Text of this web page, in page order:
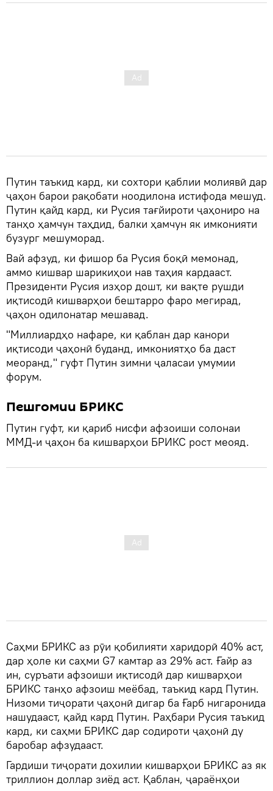
Путин таъкид кард, ки сохтори қаблии молиявӣ дар
ҷаҳон барои рақобати ноодилона истифода мешуд.
Путин қайд кард, ки Русия тағйироти ҷаҳониро на
танҳо ҳамчун таҳдид, балки ҳамчун як имконияти
бузург мешуморад.
Вай афзуд, ки фишор ба Русия боқӣ мемонад,
аммо кишвар шарикиҳои нав таҳия кардааст.
Президенти Русия изҳор дошт, ки вақте рушди
иқтисодӣ кишварҳои бештарро фаро мегирад,
ҷаҳон одилонатар мешавад.
"Миллиардҳо нафаре, ки қаблан дар канори
иқтисоди ҷаҳонӣ буданд, имкониятҳо ба даст
меоранд," гуфт Путин зимни ҷаласаи умумии
форум.
Пешгомии БРИКС
Путин гуфт, ки қариб нисфи афзоиши солонаи
ММД-и ҷаҳон ба кишварҳои БРИКС рост меояд.
Саҳми БРИКС аз рӯи қобилияти харидорӣ 40% аст,
дар ҳоле ки саҳми G7 камтар аз 29% аст. Ғайр аз
ин, суръати афзоиши иқтисодӣ дар кишварҳои
БРИКС танҳо афзоиш меёбад, таъкид кард Путин.
Низоми тиҷорати ҷаҳонӣ дигар ба Ғарб нигаронида
нашудааст, қайд кард Путин. Раҳбари Русия таъкид
кард, ки саҳми БРИКС дар содироти ҷаҳонӣ ду
баробар афзудааст.
Гардиши тиҷорати дохилии кишварҳои БРИКС аз як
триллион доллар зиёд аст. Қаблан, ҷараёнҳои